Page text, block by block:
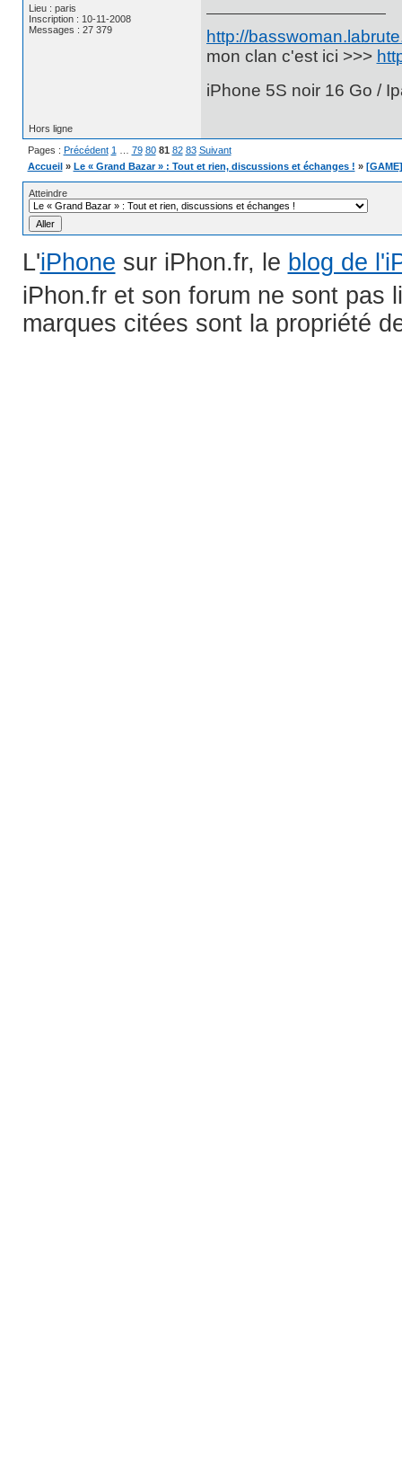
Lieu : paris
Inscription : 10-11-2008
Messages : 27 379
http://
mon clan c'est ici >>>
iPhone 5S noir 16 Go /
Hors ligne
Pages : Précédent 1 79 80 81 82 83 Suivant
Accueil » Le « Grand Bazar » : Tout et rien, discussions et échanges ! »
Atteindre
L'iPhone sur iPhon.fr, le blog de
iPhon.fr et son forum ne sont pas
marques citées sont la propriété